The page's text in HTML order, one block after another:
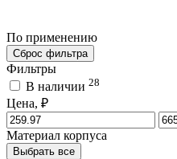
По применению
Сброс фильтра
Фильтры
В наличии 28
Цена, ₽
Материал корпуса
Выбрать все